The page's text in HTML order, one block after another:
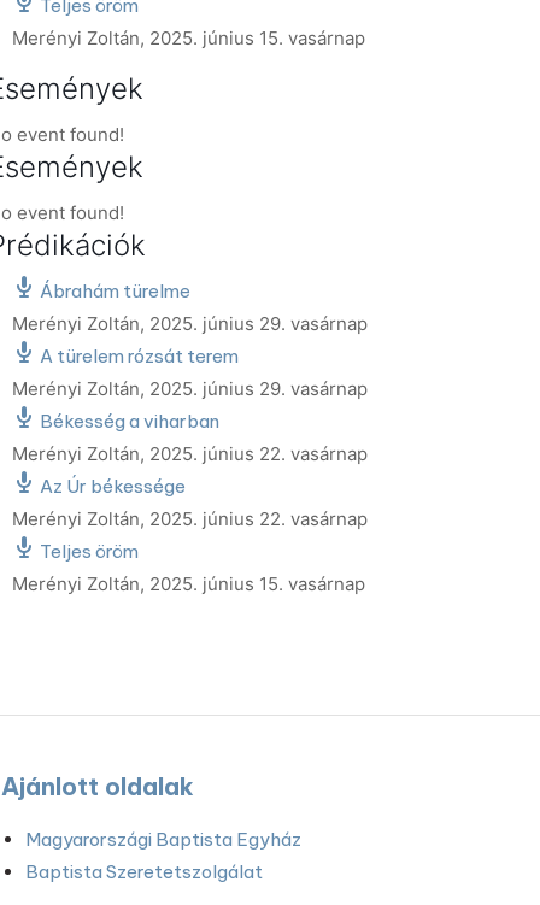
Teljes öröm
Merényi Zoltán, 2025. június 15. vasárnap
event found!
event found!
Ábrahám türelme
Merényi Zoltán, 2025. június 29. vasárnap
A türelem rózsát terem
Merényi Zoltán, 2025. június 29. vasárnap
Békesség a viharban
Merényi Zoltán, 2025. június 22. vasárnap
Az Úr békessége
Merényi Zoltán, 2025. június 22. vasárnap
Teljes öröm
Merényi Zoltán, 2025. június 15. vasárnap
Ajánlott oldalak
Magyarországi Baptista Egyház
Baptista Szeretetszolgálat